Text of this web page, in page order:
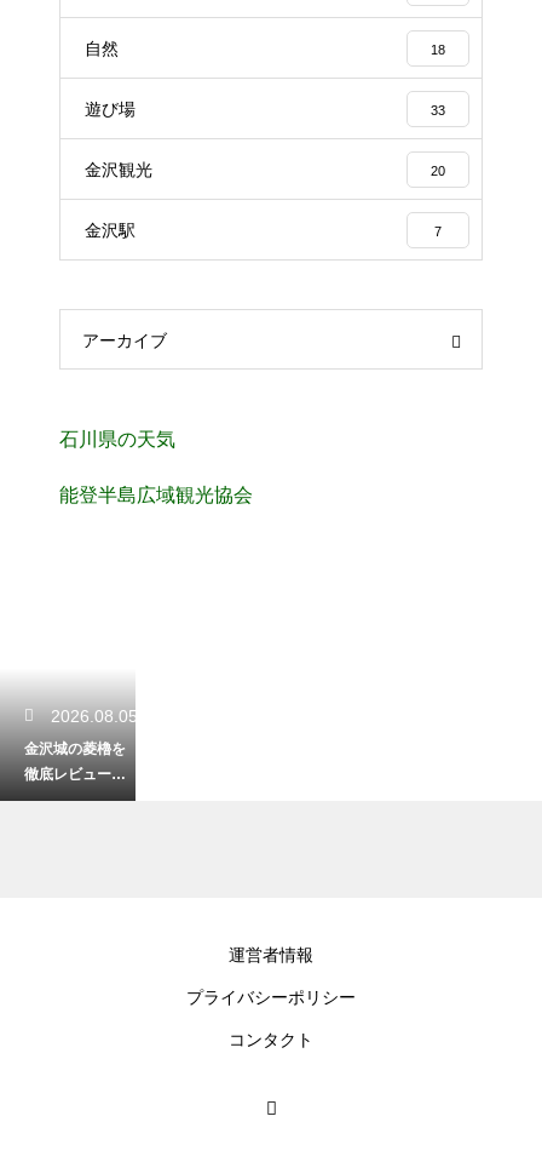
自然 18
遊び場 33
金沢観光 20
金沢駅 7
アーカイブ
石川県の天気
能登半島広域観光協会
2026.08.05
金沢城の菱櫓を
徹底レビュー！
復元された美し
運営者情報
プライバシーポリシー
コンタクト